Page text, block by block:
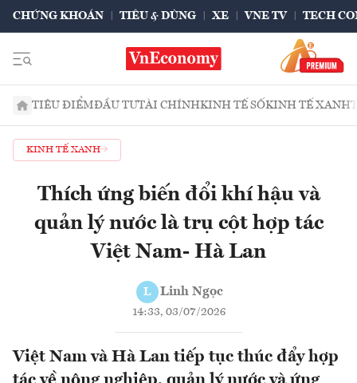
CHỨNG KHOÁN TIÊU & DÙNG XE VNE TV TECH
TIÊU ĐIỂMĐẦU TƯTÀI CHÍNHKINH TẾ SỐKINH TẾ XANH
KINH TẾ XANH
Thích ứng biến đổi khí hậu và
quản lý nước là trụ cột hợp tác
Việt Nam- Hà Lan
L Linh Ngọc
14:33, 03/07/2026
Việt Nam và Hà Lan tiếp tục thúc đẩy hợp